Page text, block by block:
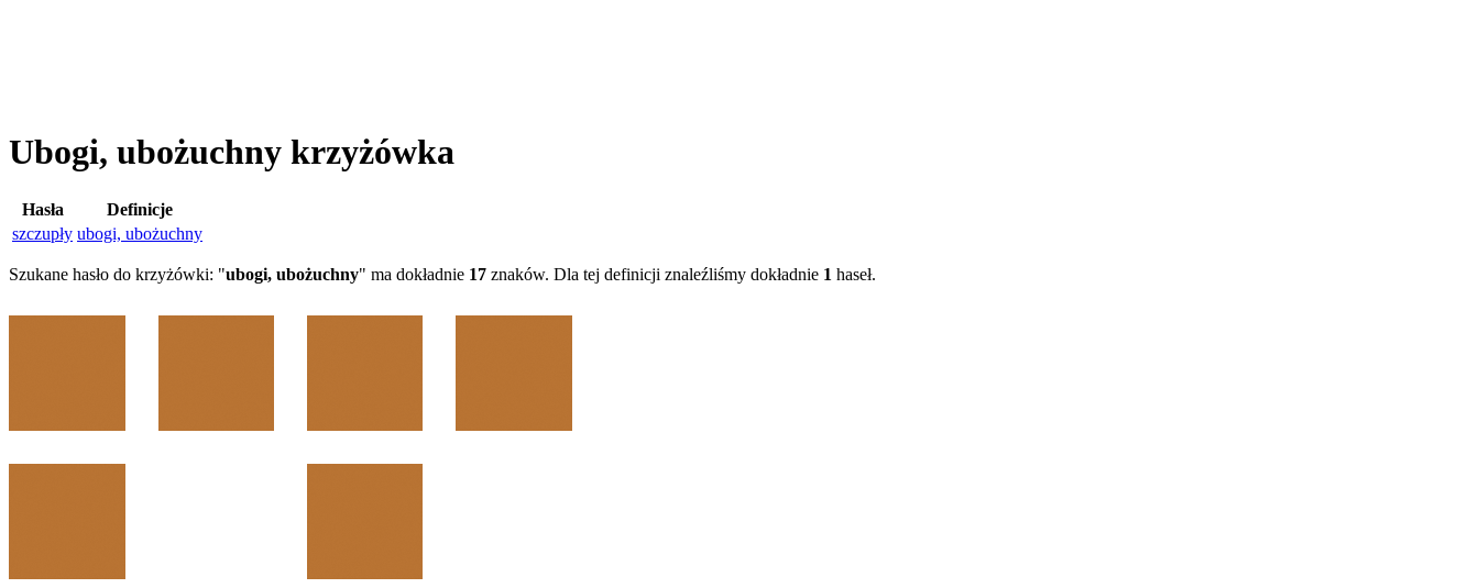
Ubogi, ubożuchny krzyżówka
Hasła
Definicje
szczupły ubogi, ubożuchny
Szukane hasło do krzyżówki: "ubogi, ubożuchny" ma dokładnie 17 znaków. Dla tej definicji znaleźliśmy dokładnie 1 haseł.